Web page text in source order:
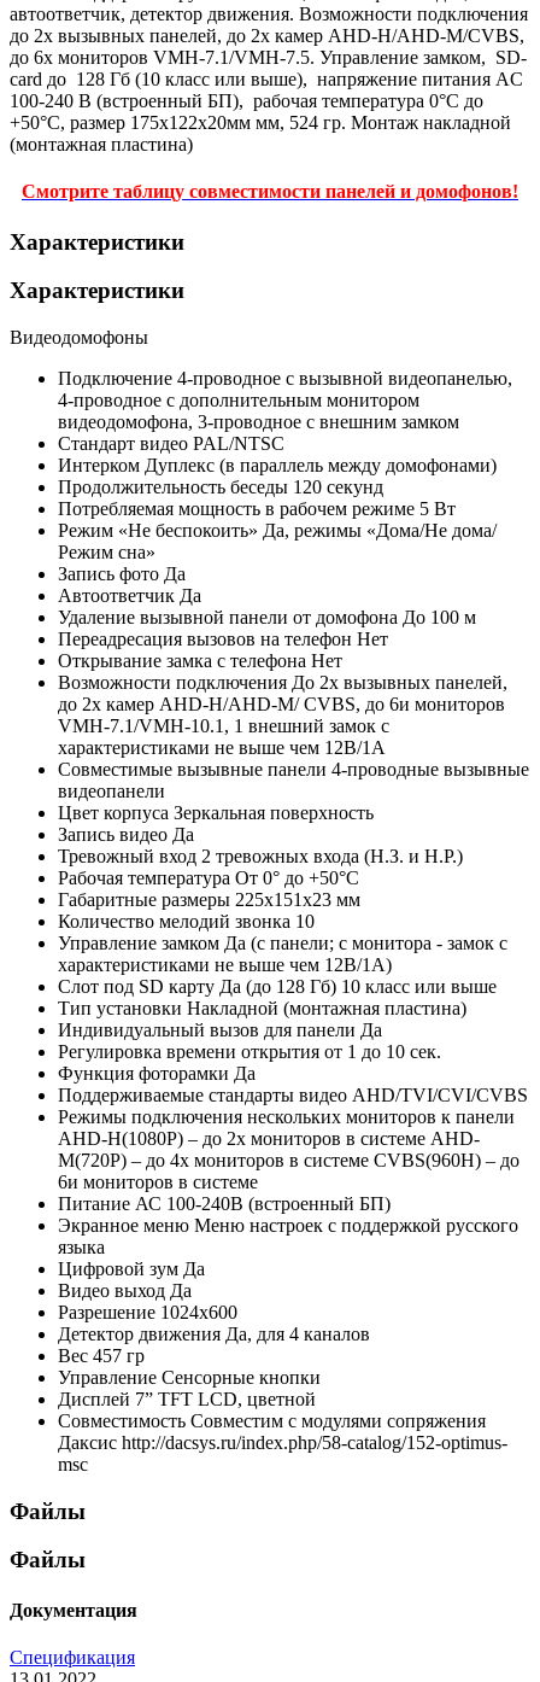
автоответчик, детектор движения. Возможности подключения
до 2х вызывных панелей, до 2х камер AHD-H/AHD-M/CVBS,
до 6х мониторов VMH-7.1/VMH-7.5. Управление замком, SD-
card до 128 Гб (10 класс или выше), напряжение питания AC
100-240 В (встроенный БП), рабочая температура 0°С до
+50°С, размер 175х122х20мм мм, 524 гр. Монтаж накладной
(монтажная пластина)
Смотрите таблицу совместимости панелей и домофонов!
Характеристики
Характеристики
Видеодомофоны
Подключение 4-проводное с вызывной видеопанелью,
4-проводное с дополнительным монитором
видеодомофона, 3-проводное с внешним замком
Стандарт видео PAL/NTSC
Интерком Дуплекс (в параллель между домофонами)
Продолжительность беседы 120 секунд
Потребляемая мощность в рабочем режиме 5 Вт
Режим «Не беспокоить» Да, режимы «Дома/Не дома/
Режим сна»
Запись фото Да
Автоответчик Да
Удаление вызывной панели от домофона До 100 м
Переадресация вызовов на телефон Нет
Открывание замка с телефона Нет
Возможности подключения До 2х вызывных панелей,
до 2х камер AHD-H/AHD-M/ CVBS, до 6и мониторов
VMH-7.1/VMH-10.1, 1 внешний замок с
характеристиками не выше чем 12В/1А
Совместимые вызывные панели 4-проводные вызывные
видеопанели
Цвет корпуса Зеркальная поверхность
Запись видео Да
Тревожный вход 2 тревожных входа (Н.З. и Н.Р.)
Рабочая температура От 0° до +50°С
Габаритные размеры 225х151х23 мм
Количество мелодий звонка 10
Управление замком Да (с панели; с монитора - замок с
характеристиками не выше чем 12В/1А)
Слот под SD карту Да (до 128 Гб) 10 класс или выше
Тип установки Накладной (монтажная пластина)
Индивидуальный вызов для панели Да
Регулировка времени открытия от 1 до 10 сек.
Функция фоторамки Да
Поддерживаемые стандарты видео AHD/TVI/CVI/CVBS
Режимы подключения нескольких мониторов к панели
AHD-H(1080P) – до 2х мониторов в системе AHD-
M(720P) – до 4х мониторов в системе CVBS(960H) – до
6и мониторов в системе
Питание АС 100-240В (встроенный БП)
Экранное меню Меню настроек с поддержкой русского
языка
Цифровой зум Да
Видео выход Да
Разрешение 1024x600
Детектор движения Да, для 4 каналов
Вес 457 гр
Управление Сенсорные кнопки
Дисплей 7” TFT LCD, цветной
Совместимость Совместим с модулями сопряжения
Даксис http://dacsys.ru/index.php/58-catalog/152-optimus-
msc
Файлы
Файлы
Документация
Cпецификация